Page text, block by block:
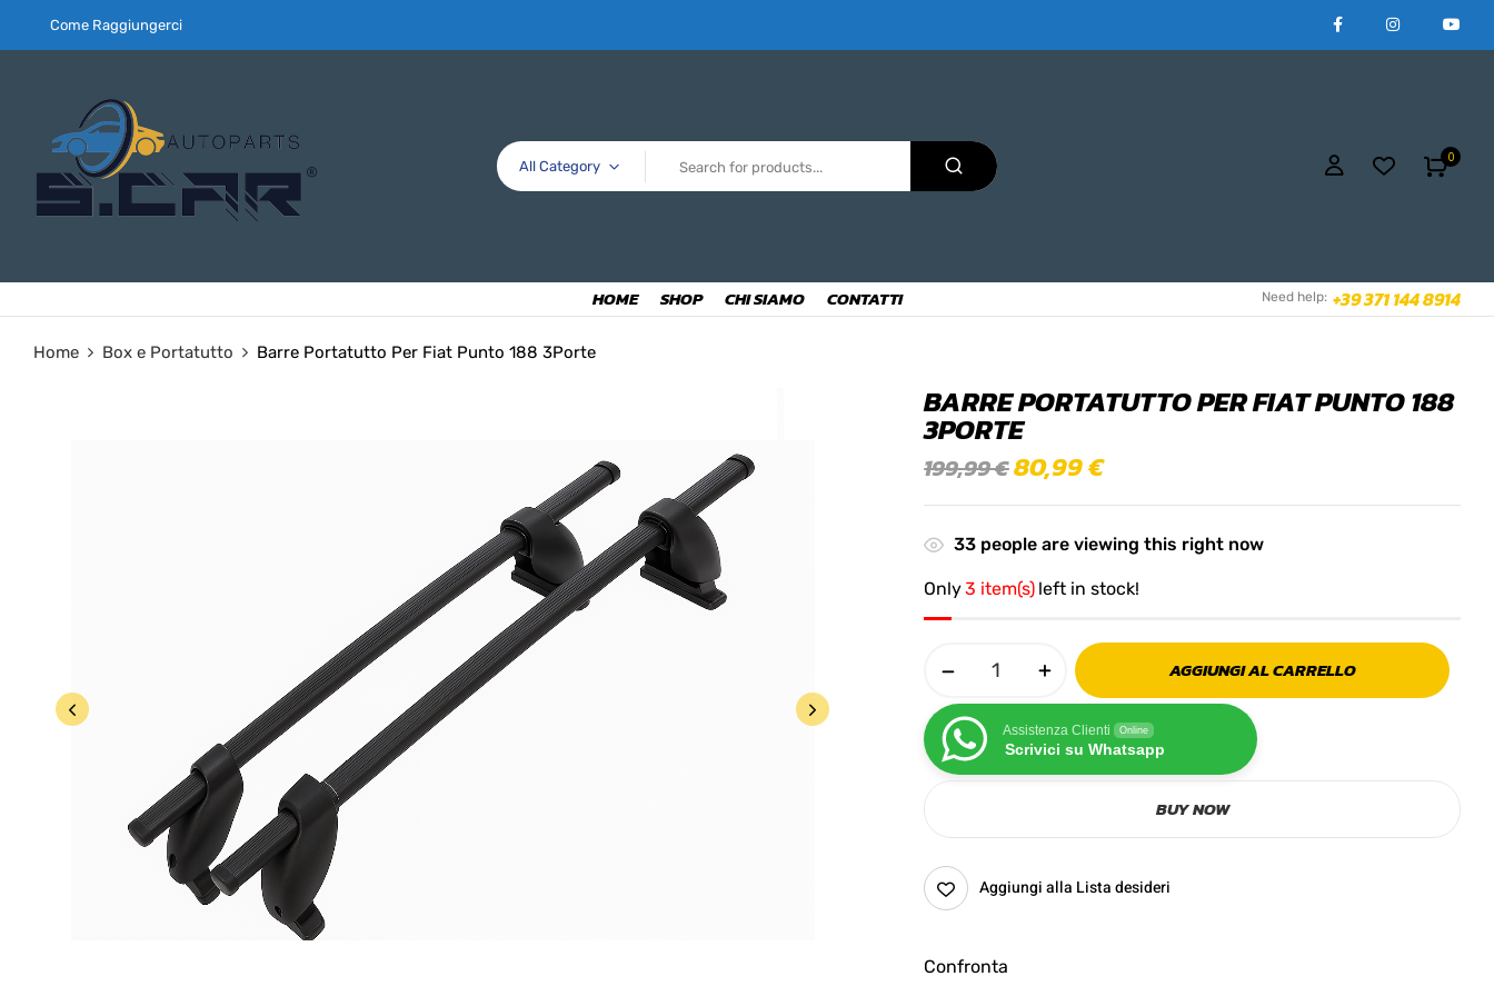
Come Raggiungerci
All Category
0
HOME SHOP CHI SIAMO CONTATTI Need help: +39 371 144 8914
Home Box e Portatutto Barre Portatutto Per Fiat Punto 188 3Porte
BARRE PORTATUTTO PER FIAT PUNTO 188
3PORTE
199,99€80,99€
33 people are viewing this right now
Only3 item(s) left in stock!
AGGIUNGI AL CARRELLO
Assistenza Clienti Online
Scrivici su Whatsapp
BUY NOW
Aggiungi alla Lista desideri
Confronta